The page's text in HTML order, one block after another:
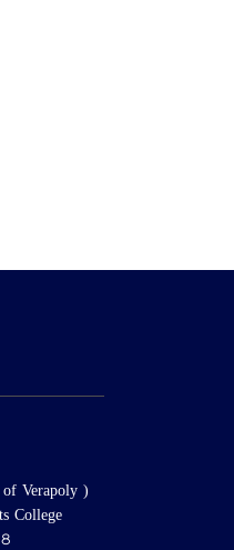
Verapoly )
College